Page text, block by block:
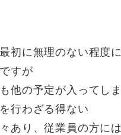
初に無理のない程度
すが
他の予定が入ってし
行わざる得ない
あり、従業員の方に